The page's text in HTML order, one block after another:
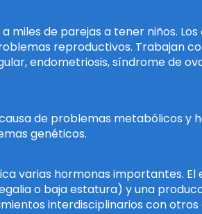
miles de parejas a tener niños.
reproductivos. Trabajan
endometriosis, síndrome de
de problemas metabólicos y
genéticos.
varias hormonas importantes.
o baja estatura) y una
interdisciplinarios con otros